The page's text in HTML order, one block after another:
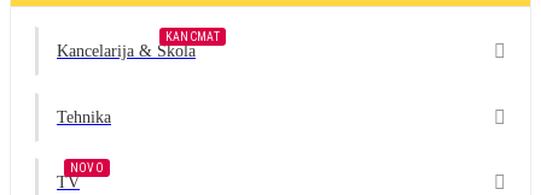
Kancelarija & Škola
KANCMAT

Tehnika 
TV
NOVO
